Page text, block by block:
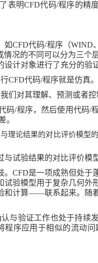
表明CFD代码/程序的精
如CFD代码/程序（WIND
情况的不同可以分为三个
设计对象进行了充分的验
CFD代码/程序就是仿真。
们对其理解、预测或者控
码/程序，然后使用代码/
。
理论结果的对比评价模型
试验结果的对比评价模
CFD是一项成熟但处于
验模型用于复杂几何外
计算——联系起来。随
与验证工作也处于持续
序应用于相似的流动